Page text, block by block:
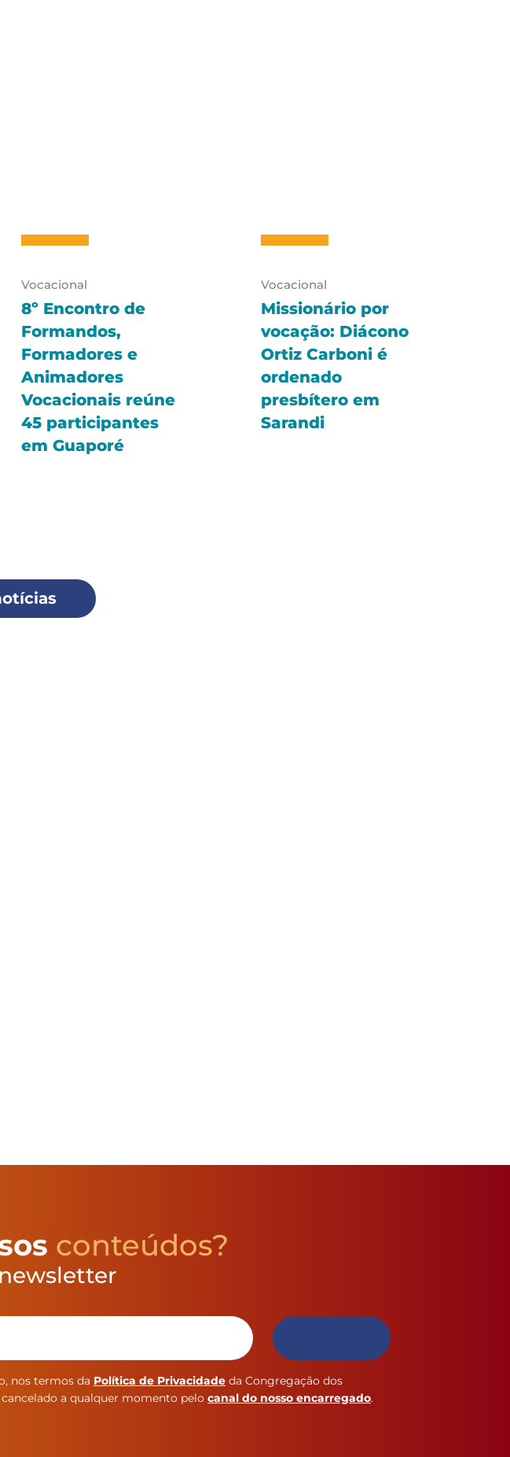
Vocacional
8º Encontro de
Formandos,
Formadores e
Animadores
Vocacionais reúne
45 participantes
em Guaporé
Vocacional
Missionário por
vocação: Diácono
Ortiz Carboni é
ordenado
presbítero em
Sarandi
conteúdos?
nos termos da Política de Privacidade da Congregação dos
a qualquer momento pelo canal do nosso encarregado.